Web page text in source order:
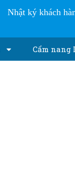
Nhật ký khách
Cẩm nang